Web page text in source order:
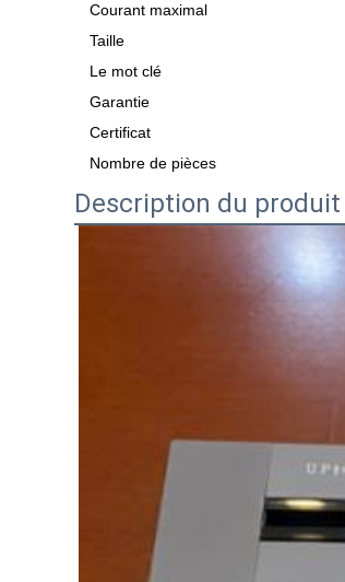
Courant maximal
Taille
Le mot clé
Garantie
Certificat
Nombre de pièces
Description du produit